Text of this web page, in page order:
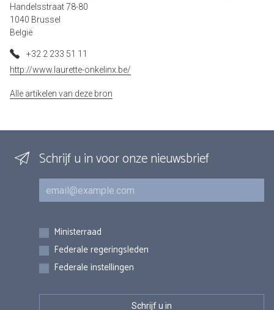
Handelsstraat 78-80
1040 Brussel
België
+32 2 233 51 11
http://www.laurette-onkelinx.be/
Alle artikelen van deze bron
Schrijf u in voor onze nieuwsbrief
E-mail
Inschrijvingen
Ministerraad
Federale regeringsleden
Federale instellingen